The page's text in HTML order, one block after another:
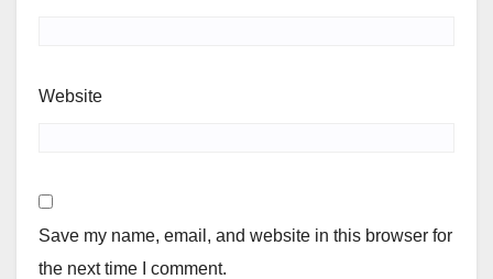
Website
Save my name, email, and website in this browser for
the next time I comment.